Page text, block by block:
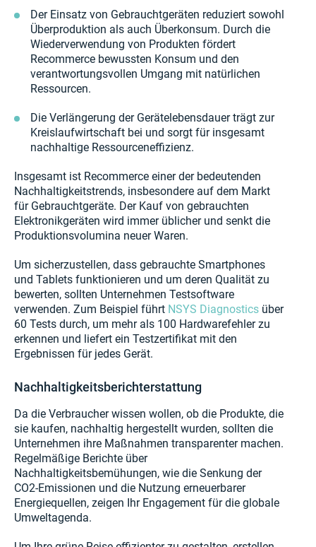
Der Einsatz von Gebrauchtgeräten reduziert sowohl
Überproduktion als auch Überkonsum. Durch die
Wiederverwendung von Produkten fördert
Recommerce bewussten Konsum und den
verantwortungsvollen Umgang mit natürlichen
Ressourcen.
Die Verlängerung der Gerätelebensdauer trägt zur
Kreislaufwirtschaft bei und sorgt für insgesamt
nachhaltige Ressourceneffizienz.
Insgesamt ist Recommerce einer der bedeutenden
Nachhaltigkeitstrends, insbesondere auf dem Markt
für Gebrauchtgeräte. Der Kauf von gebrauchten
Elektronikgeräten wird immer üblicher und senkt die
Produktionsvolumina neuer Waren.
Um sicherzustellen, dass gebrauchte Smartphones
und Tablets funktionieren und um deren Qualität zu
bewerten, sollten Unternehmen Testsoftware
verwenden. Zum Beispiel führt NSYS Diagnostics über
60 Tests durch, um mehr als 100 Hardwarefehler zu
erkennen und liefert ein Testzertifikat mit den
Ergebnissen für jedes Gerät.
Nachhaltigkeitsberichterstattung
Da die Verbraucher wissen wollen, ob die Produkte, die
sie kaufen, nachhaltig hergestellt wurden, sollten die
Unternehmen ihre Maßnahmen transparenter machen.
Regelmäßige Berichte über
Nachhaltigkeitsbemühungen, wie die Senkung der
CO2-Emissionen und die Nutzung erneuerbarer
Energiequellen, zeigen Ihr Engagement für die globale
Umweltagenda.